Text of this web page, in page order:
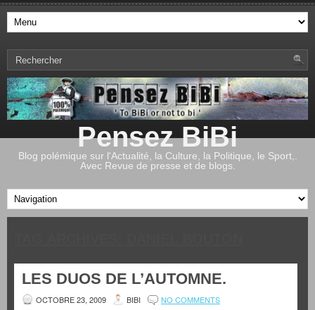
Pensez BiBi
Blog polémique sur l'Actualité, la Culture, la Politique, le Sport,.
Avec Revue de presse et de blogs.
LES DUOS DE L’AUTOMNE.
OCTOBRE 23, 2009 BIBI NO COMMENTS